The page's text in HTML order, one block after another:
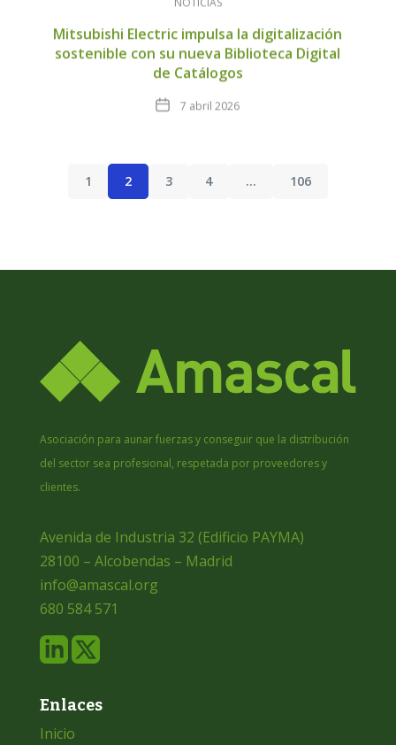
Mitsubishi Electric impulsa la digitalización
sostenible con su nueva Biblioteca Digital
de Catálogos
Fecha7 abril 2026
1 2 3 4 … 106
Asociación para aunar fuerzas y conseguir que la distribución
del sector sea profesional, respetada por proveedores y
clientes.
Avenida de Industria 32 (Edificio PAYMA)
28100 – Alcobendas – Madrid
info@amascal.org
680 584 571
Enlaces
Inicio